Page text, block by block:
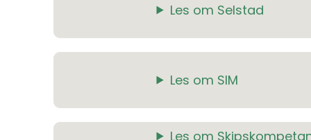
Les om Selstad
Les om SIM
Les om